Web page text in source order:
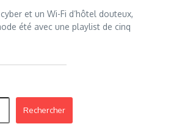
et un Wi-Fi d’hôtel douteux,
été avec une playlist de cinq
Rechercher